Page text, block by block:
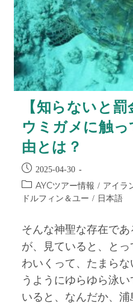
【知らないと
ウミガメに触
由とは？
2025-04-30
AYCツアー情報 / アイラ
ドルフィン＆ユー / 日本語
そんな神聖な存在で
が、見ていると、と
わいくって、たまら
うようにゆらゆら泳
いると、なんだか、